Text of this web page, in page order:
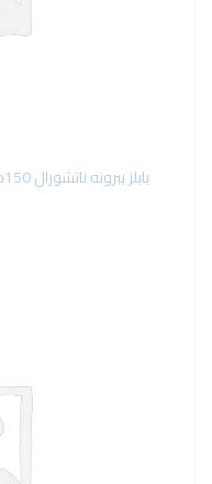
بابلز ببرونه ناتشورال 150مل لبنى بيد